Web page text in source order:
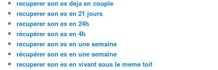
recuperer son ex deja en couple
recuperer son ex en 21 jours
recuperer son ex en 24h
récupérer son ex en 4h
recuperer son ex en une semaine
récupérer son ex en une semaine
recuperer son ex en vivant sous le meme toit